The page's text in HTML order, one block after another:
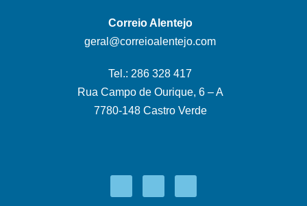
Correio Alentejo
geral@correioalentejo.com
Tel.: 286 328 417
Rua Campo de Ourique, 6 – A
7780-148 Castro Verde